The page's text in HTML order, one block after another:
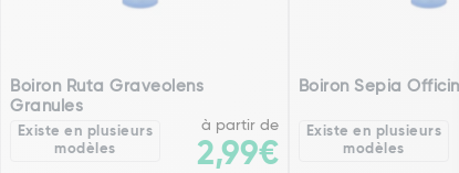
Boiron Ruta Graveolens
Granules
Existe en plusieurs
modèles
à partir de
2,99€
Boiron Sepia
Existe en plusieurs
modèles